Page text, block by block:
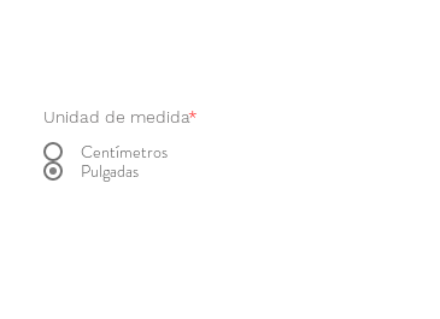
Unidad de medida*
Centímetros
Pulgadas